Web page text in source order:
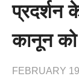
प्रदर्शन
कानून
FEBRUARY